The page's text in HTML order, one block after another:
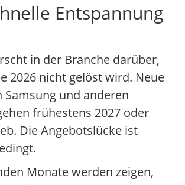
Entspannung
in der Branche darüber,
2026 nicht gelöst wird. Neue
Samsung und anderen
frühestens 2027 oder
Die Angebotslücke ist
Monate werden zeigen,